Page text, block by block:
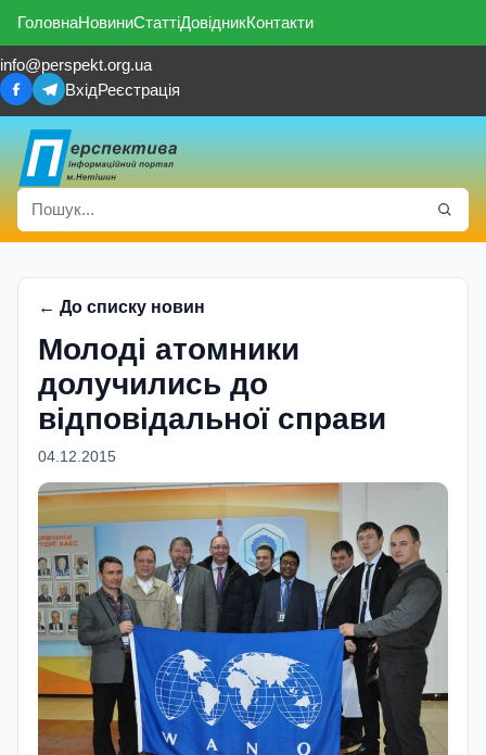
ГоловнаНовиниСтаттіДовідникКонтакти
info@perspekt.org.ua
ВхідРеєстрація
← До списку новин
Молодi атомники
долучились до
вiдповiдальної справи
04.12.2015